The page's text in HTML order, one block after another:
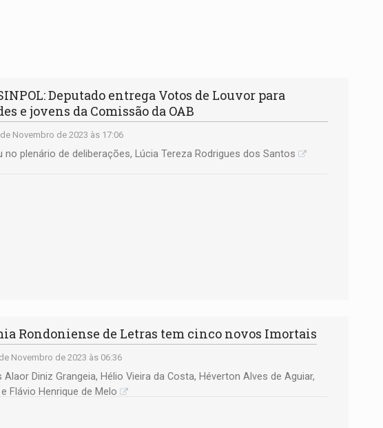
Deputado entrega Votos de Louvor para
e jovens da Comissão da OAB
Novembro de 2023 às 17:06
no plenário de deliberações, Lúcia Tereza Rodrigues dos Santos
Rondoniense de Letras tem cinco novos Imortais
Novembro de 2023 às 06:36
Diniz Grangeia, Hélio Vieira da Costa, Héverton Alves de Aguiar,
Flávio Henrique de Melo